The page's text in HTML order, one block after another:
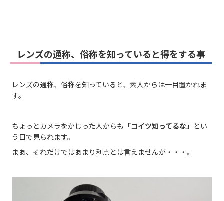
レンズの通称、俗称を知っていると得をする事
レンズの通称、俗称を知っていると、素人からは一目置かれま
す。
ちょっとカメラをかじった人からも 「コイツ知ってるな」 とい
う目で見られます。
まあ、それだけではあまり利点とは言えませんが・・・。